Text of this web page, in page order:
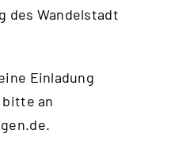
des Wandelstadt
Einladung
bitte an
.